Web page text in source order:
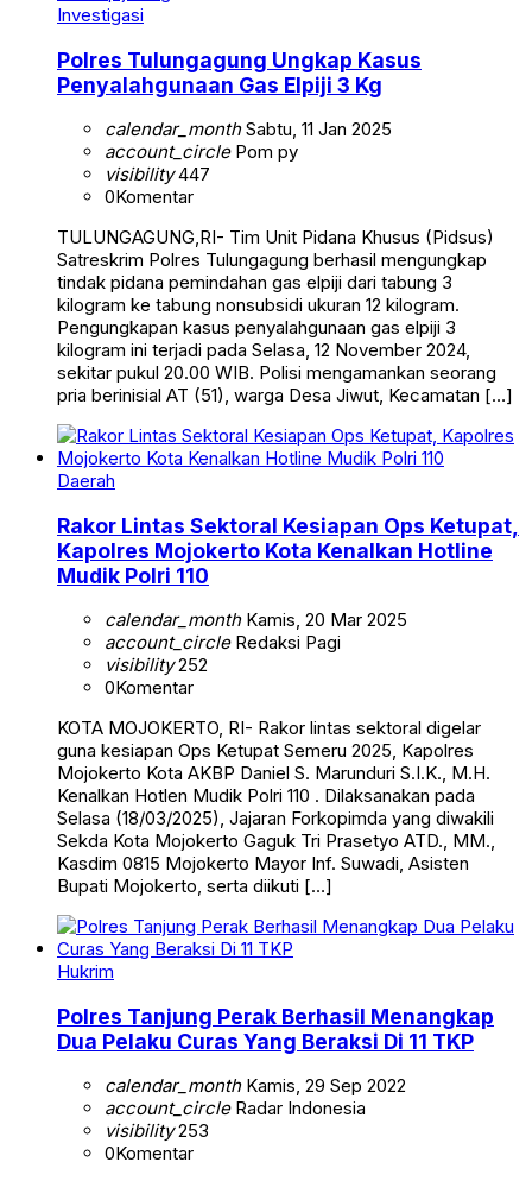
Investigasi
Polres Tulungagung Ungkap Kasus
Penyalahgunaan Gas Elpiji 3 Kg
calendar_monthSabtu, 11 Jan 2025
account_circlePom py
visibility447
0Komentar
TULUNGAGUNG,RI- Tim Unit Pidana Khusus (Pidsus)
Satreskrim Polres Tulungagung berhasil mengungkap
tindak pidana pemindahan gas elpiji dari tabung 3
kilogram ke tabung nonsubsidi ukuran 12 kilogram.
Pengungkapan kasus penyalahgunaan gas elpiji 3
kilogram ini terjadi pada Selasa, 12 November 2024,
sekitar pukul 20.00 WIB. Polisi mengamankan seorang
pria berinisial AT (51), warga Desa Jiwut, Kecamatan […]
Daerah
Rakor Lintas Sektoral Kesiapan Ops Ketupat,
Kapolres Mojokerto Kota Kenalkan Hotline
Mudik Polri 110
calendar_monthKamis, 20 Mar 2025
account_circleRedaksi Pagi
visibility252
0Komentar
KOTA MOJOKERTO, RI- Rakor lintas sektoral digelar
guna kesiapan Ops Ketupat Semeru 2025, Kapolres
Mojokerto Kota AKBP Daniel S. Marunduri S.I.K., M.H.
Kenalkan Hotlen Mudik Polri 110 . Dilaksanakan pada
Selasa (18/03/2025), Jajaran Forkopimda yang diwakili
Sekda Kota Mojokerto Gaguk Tri Prasetyo ATD., MM.,
Kasdim 0815 Mojokerto Mayor Inf. Suwadi, Asisten
Bupati Mojokerto, serta diikuti […]
Hukrim
Polres Tanjung Perak Berhasil Menangkap
Dua Pelaku Curas Yang Beraksi Di 11 TKP
calendar_monthKamis, 29 Sep 2022
account_circleRadar Indonesia
visibility253
0Komentar